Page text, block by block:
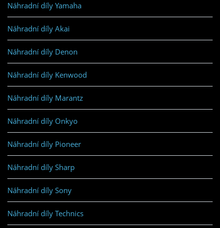
Náhradní díly Yamaha
Náhradní díly Akai
Náhradní díly Denon
Náhradní díly Kenwood
Náhradní díly Marantz
Náhradní díly Onkyo
Náhradní díly Pioneer
Náhradní díly Sharp
Náhradní díly Sony
Náhradní díly Technics